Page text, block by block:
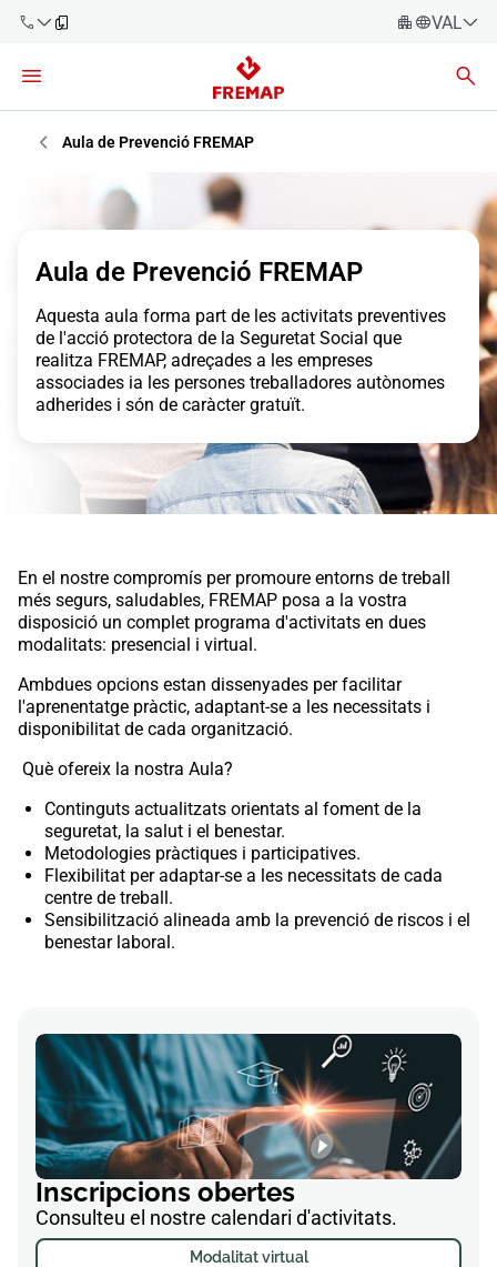
900 61 00
61
900 61 00
61
Valencià
English
Empreses
Assessories
Treballadors
Autònoms
Proveïdors
Aula de Prevenció FREMAP
Aula de Prevenció FREMAP
Aquesta aula forma part de les activitats preventives
de l'acció protectora de la Seguretat Social que
realitza FREMAP, adreçades a les empreses
associades ia les persones treballadores autònomes
adherides i són de caràcter gratuït.
En el nostre compromís per promoure entorns de treball
més segurs, saludables, FREMAP posa a la vostra
disposició un complet programa d'activitats en dues
modalitats: presencial i virtual.
Ambdues opcions estan dissenyades per facilitar
l'aprenentatge pràctic, adaptant-se a les necessitats i
disponibilitat de cada organització.
Què ofereix la nostra Aula?
Continguts actualitzats orientats al foment de la
seguretat, la salut i el benestar.
Metodologies pràctiques i participatives.
Flexibilitat per adaptar-se a les necessitats de cada
centre de treball.
Sensibilització alineada amb la prevenció de riscos i el
benestar laboral.
Inscripcions obertes
Consulteu el nostre calendari d'activitats.
Modalitat virtual